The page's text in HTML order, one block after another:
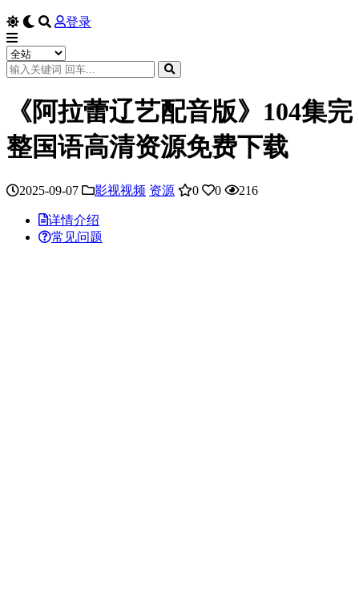
登录
《阿拉蕾辽艺配音版》104集完
整国语高清资源免费下载
2025-09-07 影视视频 资源 0 0 216
详情介绍
常见问题